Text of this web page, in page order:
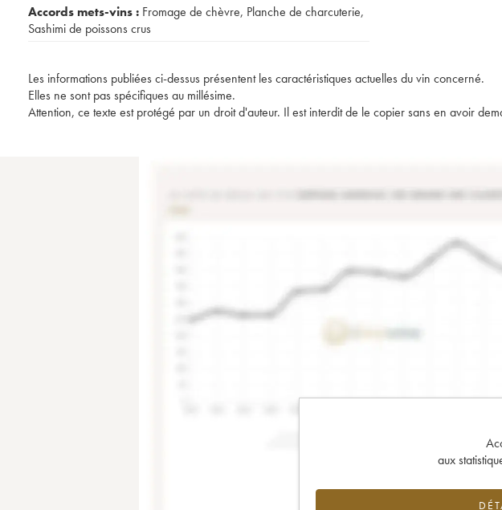
Accords mets-vins : Fromage de chèvre, Planche de charcuterie,
Sashimi de poissons crus
Les informations publiées ci-dessus présentent les caractéristiques actuelles du vin concerné.
Elles ne sont pas spécifiques au millésime.
Attention, ce texte est protégé par un droit d'auteur. Il est interdit de le copier sans en avoir
aux